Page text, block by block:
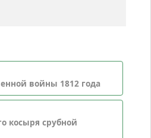
войны 1812 года
косыря срубной